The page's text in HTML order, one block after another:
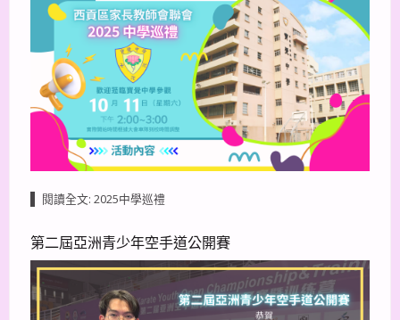
閱讀全文: 2025中學巡禮
第二屆亞洲青少年空手道公開賽